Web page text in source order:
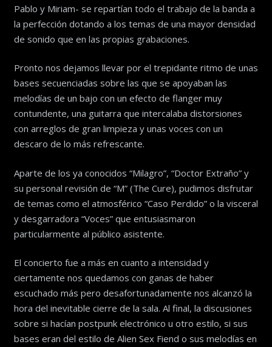
Pablo y Miriam- se repartían todo el trabajo de la banda a
la perfección dotando a los temas de una mayor densidad
de sonido que en las propias grabaciones.
Pronto nos dejamos llevar por el trepidante ritmo de unas
bases secuenciadas sobre las que se apoyaban las
melodías de un bajo con un efecto de flanger muy
contundente, una guitarra que intercalaba distorsiones
con arreglos de gran limpieza y unas voces con un
descaro de lo más refrescante.
Aparte de los ya conocidos “Milagro”, “Doctor Extraño” y
su personal revisión de “M” (The Cure), pudimos disfrutar
de temas como el atmosférico “Caso Perdido” o la visceral
y desgarradora “Voces” que entusiasmaron
particularmente al público asistente.
El concierto fue a más en cuanto a intensidad y
ciertamente nos quedamos con ganas de haber
escuchado más pero desafortunadamente nos alcanzó la
hora del inevitable cierre de la sala. Al final, la discusiones
sobre si hacían postpunk electrónico u otro estilo, si sus
bases eran del estilo de Alien Sex Fiend o sus melodías en